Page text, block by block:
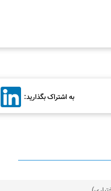
به اشتراک بگذارید: